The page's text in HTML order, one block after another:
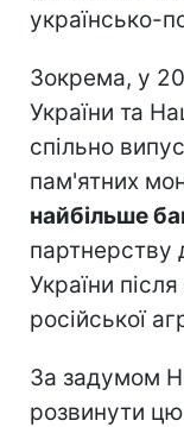
українсько-
Зокрема, у
України та
спільно
пам'ятних
найбільше
партнерству
України
російської
За задумом
розвинути